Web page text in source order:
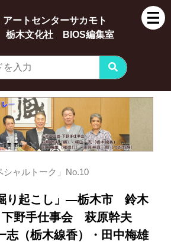
アートセンターサカモト
栃木文化社 BIOS編集室
シャルトーク」No.10
り起こし」―栃木市 鈴木
野手仕事会 萩原幹夫
志（栃木線香）・田中梅雄